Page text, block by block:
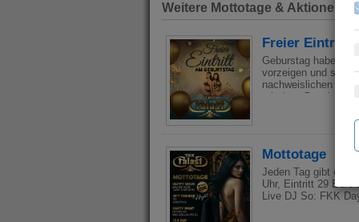
Weitere Mottotage & Aktionen
Freier Eintritt
Geburstag haben,
vorzeigen und
nachweislichen
mit dem Geschenk!
Mottotage
Jeden Tag gibt es
Uhr, Eintritt 29
Live DJ So: FKK